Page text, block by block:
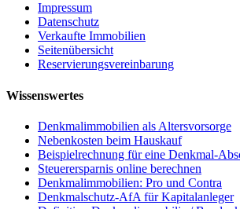
Impressum
Datenschutz
Verkaufte Immobilien
Seitenübersicht
Reservierungsvereinbarung
Wissenswertes
Denkmalimmobilien als Altersvorsorge
Nebenkosten beim Hauskauf
Beispielrechnung für eine Denkmal-
Steuerersparnis online berechnen
Denkmalimmobilien: Pro und Contra
Denkmalschutz-AfA für Kapitalanleger